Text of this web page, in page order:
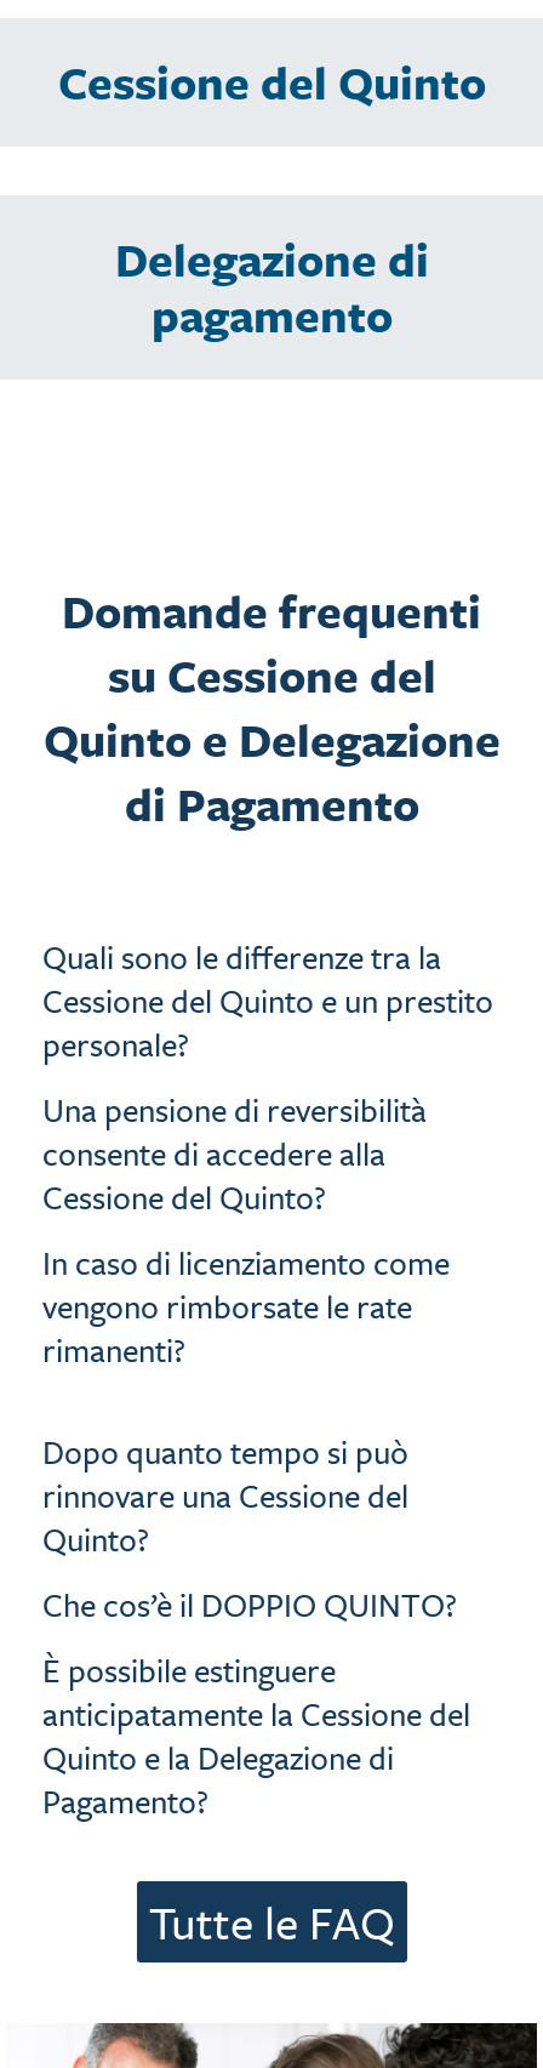
Cessione del Quinto
Delegazione di
pagamento
Domande frequenti
su Cessione del
Quinto e Delegazione
di Pagamento
Quali sono le differenze tra la
Cessione del Quinto e un prestito
personale?
Una pensione di reversibilità
consente di accedere alla
Cessione del Quinto?
In caso di licenziamento come
vengono rimborsate le rate
rimanenti?
Dopo quanto tempo si può
rinnovare una Cessione del
Quinto?
Che cos’è il DOPPIO QUINTO?
È possibile estinguere
anticipatamente la Cessione del
Quinto e la Delegazione di
Pagamento?
Tutte le FAQ